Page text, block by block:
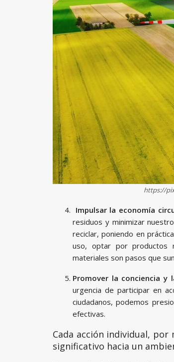
https://
Impulsar la economía
residuos y minimizar
reciclar, poniendo en
uso, optar por productos
materiales son pasos que
Promover la conciencia y
urgencia de participar en
ciudadanos, podemos
efectivas.
Cada acción individual,
significativo hacia un